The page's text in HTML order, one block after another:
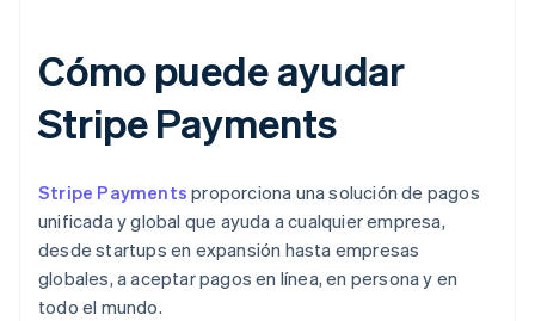
Cómo puede ayudar
Stripe Payments
Stripe Payments proporciona una solución de pagos
unificada y global que ayuda a cualquier empresa,
desde startups en expansión hasta empresas
globales, a aceptar pagos en línea, en persona y en
todo el mundo.